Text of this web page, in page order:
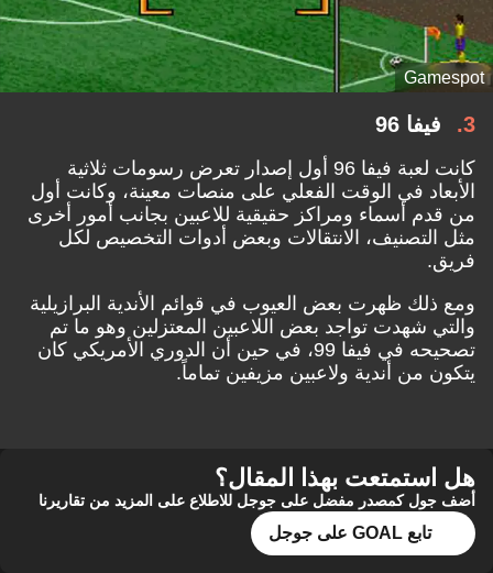
Gamespot
3 فيفا 96
كانت لعبة فيفا 96 أول إصدار تعرض رسومات ثلاثية
الأبعاد في الوقت الفعلي على منصات معينة، وكانت أول
من قدم أسماء ومراكز حقيقية للاعبين بجانب أمور أخرى
مثل التصنيف، الانتقالات وبعض أدوات التخصيص لكل
فريق.
ومع ذلك ظهرت بعض العيوب في قوائم الأندية البرازيلية
والتي شهدت تواجد بعض اللاعبين المعتزلين وهو ما تم
تصحيحه في فيفا 99، في حين أن الدوري الأمريكي كان
يتكون من أندية ولاعبين مزيفين تماماً.
هل استمتعت بهذا المقال؟
أضف جول كمصدر مفضل على جوجل للاطلاع على المزيد من تقاريرنا
تابع GOAL على جوجل